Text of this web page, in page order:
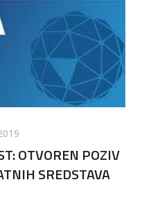
OTVOREN POZIV
SREDSTAVA